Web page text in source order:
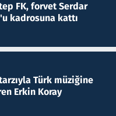
FK, forvet Serdar
kadrosuna kattı
Türk müziğine
Erkin Koray